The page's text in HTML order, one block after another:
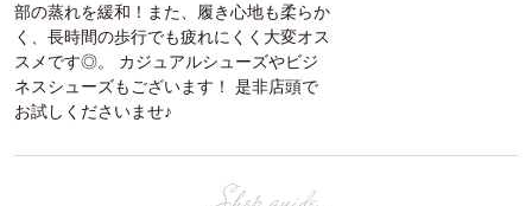
部の蒸れを緩和！また、履き心地も柔らか
く、長時間の歩行でも疲れにくく大変オス
スメです◎。 カジュアルシューズやビジ
ネスシューズもございます！ 是非店頭で
お試しくださいませ♪